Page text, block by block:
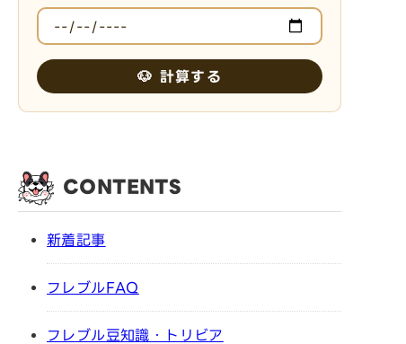
🐶 計算する
CONTENTS
新着記事
フレブルFAQ
フレブル豆知識・トリビア